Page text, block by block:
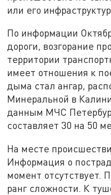
или его
По информации
дороги, возгорание
территории
имеет отношения к
дыма стал ангар,
Минеральной в
данным МЧС
составляет 30 на 50
На месте
Информация о
момент отсутствует.
ранг сложности. К